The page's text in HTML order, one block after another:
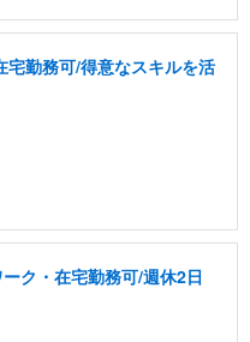
勤務可/得意なスキルを活
ク・在宅勤務可/週休2日